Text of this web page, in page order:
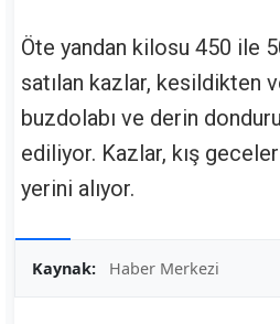
Öte yandan kilosu 450 ile
satılan kazlar, kesildikten
buzdolabı ve derin
ediliyor. Kazlar, kış
yerini alıyor.
Kaynak: Haber Merkezi